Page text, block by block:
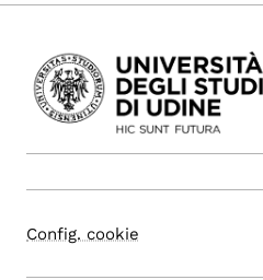
Config. cookie